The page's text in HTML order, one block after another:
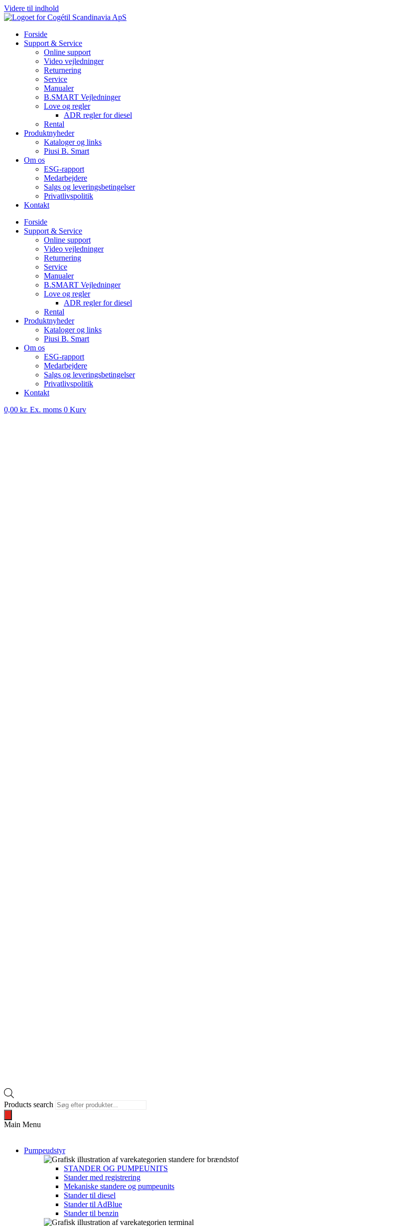
Videre til indhold
Forside
Support & Service
Online support
Video vejledninger
Returnering
Service
Manualer
B.SMART Vejledninger
Love og regler
ADR regler for diesel
Rental
Produktnyheder
Kataloger og links
Piusi B. Smart
Om os
ESG-rapport
Medarbejdere
Salgs og leveringsbetingelser
Privatlivspolitik
Kontakt
Forside
Support & Service
Online support
Video vejledninger
Returnering
Service
Manualer
B.SMART Vejledninger
Love og regler
ADR regler for diesel
Rental
Produktnyheder
Kataloger og links
Piusi B. Smart
Om os
ESG-rapport
Medarbejdere
Salgs og leveringsbetingelser
Privatlivspolitik
Kontakt
0,00 kr. Ex. moms 0 Kurv
Products search
Main Menu
Pumpeudstyr
STANDER OG PUMPEUNITS​​
Stander med registrering
Mekaniske standere og pumpeunits
Stander til diesel
Stander til AdBlue
Stander til benzin